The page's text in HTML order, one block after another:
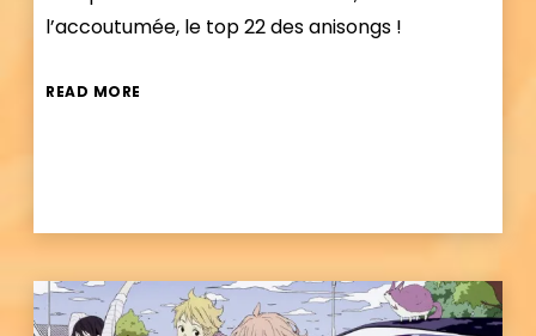
l’accoutumée, le top 22 des anisongs !
READ MORE